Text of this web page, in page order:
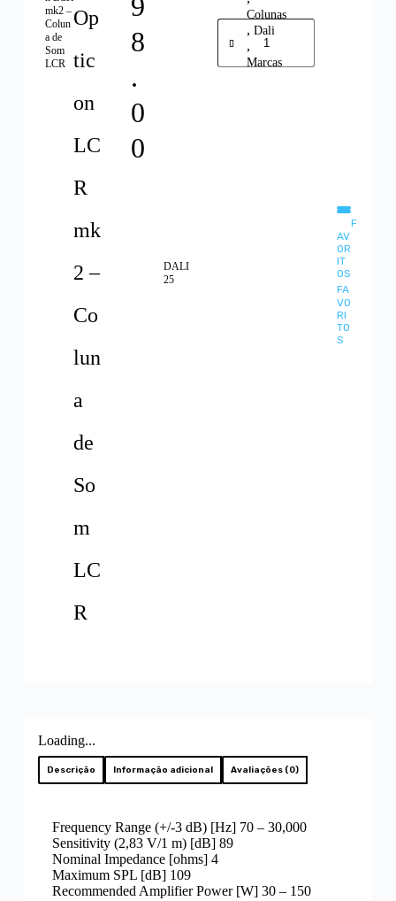
mk2 –
Colun
a de
Som
LCR
Op
tic
on
LC
R
mk
2 –
Co
lun
a
de
So
m
LC
R
8
.
0
0
DALI
25
Colunas
, Dali
,
Marcas
F
AV
OR
IT
OS
FA
VO
RI
TO
S
Loading...
Descrição Informação adicional Avaliações (0)
Frequency Range (+/-3 dB) [Hz] 70 – 30,000
Sensitivity (2,83 V/1 m) [dB] 89
Nominal Impedance [ohms] 4
Maximum SPL [dB] 109
Recommended Amplifier Power [W] 30 – 150